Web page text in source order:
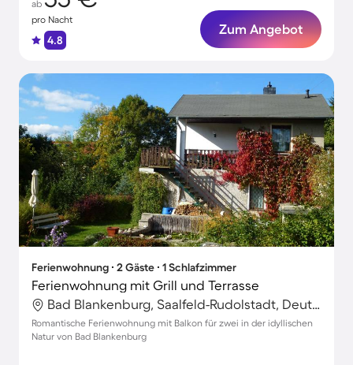
ab
pro Nacht
4.8
Zum Angebot
Ferienwohnung ∙ 2 Gäste ∙ 1 Schlafzimmer
Ferienwohnung mit Grill und Terrasse
Bad Blankenburg, Saalfeld-Rudolstadt, Deutschland
Romantische Ferienwohnung mit Balkon für zwei in der idyllischen
Natur von Bad Blankenburg